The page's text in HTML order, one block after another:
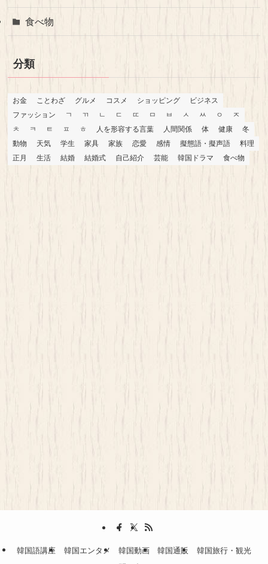
食べ物
分類
お金 ことわざ グルメ コスメ ショッピング
ビジネス
ファッション
ㄱ ㄲ ㄴ ㄷ ㄸ ㅁ ㅂ ㅅ ㅆ ㅇ
ㅈ
ㅊ
ㅋ ㅌ ㅍ ㅎ 人を形容する言葉 人間関係 体 健康
冬
動物
天気 学生 家具 家族 恋愛 感情 擬態語・擬声語
料理
正月
生活 結婚 結婚式 自己紹介 芸能 韓国ドラマ 食べ物
韓国語講座 韓国エンタメ 韓国動画 韓国通販
韓国旅行・観光